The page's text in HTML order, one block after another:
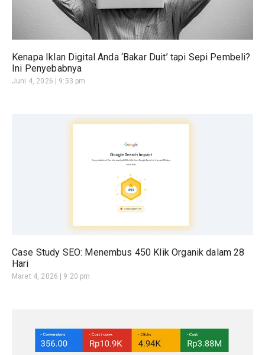
Kenapa Iklan Digital Anda ‘Bakar Duit’ tapi Sepi Pembeli?
Ini Penyebabnya
Juni 4, 2026 9:53 pm
Case Study SEO: Menembus 450 Klik Organik dalam 28
Hari
Maret 4, 2026 9:20 pm